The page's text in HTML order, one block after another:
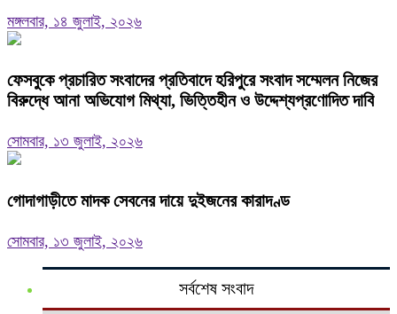
মঙ্গলবার, ১৪ জুলাই, ২০২৬
ফেসবুকে প্রচারিত সংবাদের প্রতিবাদে হরিপুরে সংবাদ সম্মেলন নিজের
বিরুদ্ধে আনা অভিযোগ মিথ্যা, ভিত্তিহীন ও উদ্দেশ্যপ্রণোদিত দাবি
সোমবার, ১৩ জুলাই, ২০২৬
গোদাগাড়ীতে মাদক সেবনের দায়ে দুইজনের কারাদণ্ড
সোমবার, ১৩ জুলাই, ২০২৬
সর্বশেষ সংবাদ